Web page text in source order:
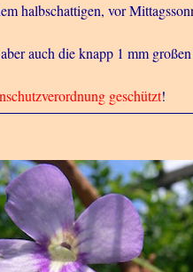
halbschattigen, vor
auch die knapp 1 mm großen
geschützt!